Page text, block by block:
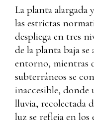
La planta
las estrictas
despliega en tres
de la planta baja
entorno, mientras
subterráneos se
inaccesible, donde
lluvia, recolectada
luz se refleja en los